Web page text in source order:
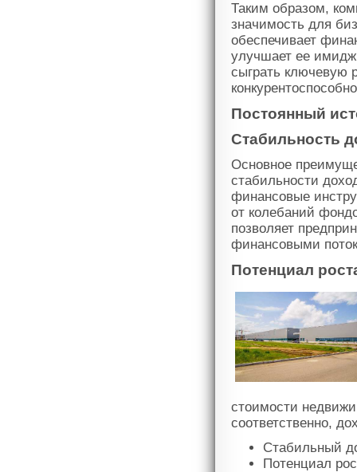
Таким образом,
значимость для
обеспечивает
улучшает ее
сыграть ключевую
Постоянный
Стабильность
Основное
стабильности
финансовые
от колебаний
позволяет
финансовыми
Потенциал
стоимости
соответственно,
Стабильный
Потенциал